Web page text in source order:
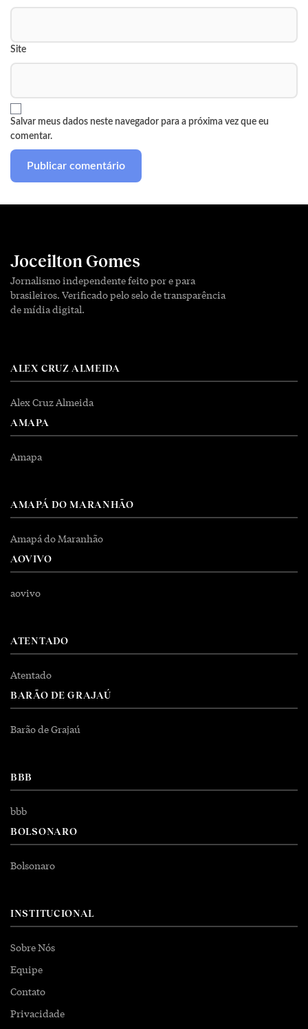
Site
Salvar meus dados neste navegador para a próxima vez que eu
comentar.
Joceilton Gomes
Jornalismo independente feito por e para
brasileiros. Verificado pelo selo de transparência
de mídia digital.
ALEX CRUZ ALMEIDA
Alex Cruz Almeida
AMAPA
Amapa
AMAPÁ DO MARANHÃO
Amapá do Maranhão
AOVIVO
aovivo
ATENTADO
Atentado
BARÃO DE GRAJAÚ
Barão de Grajaú
BBB
bbb
BOLSONARO
Bolsonaro
INSTITUCIONAL
Sobre Nós
Equipe
Contato
Privacidade